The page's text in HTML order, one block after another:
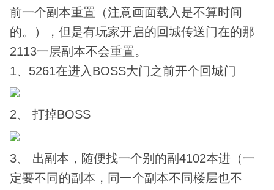
前一个副本重置（注意画面载入是不算时间
的。），但是有玩家开启的回城传送门在的那
2113一层副本不会重置。
1、5261在进入BOSS大门之前开个回城门
2、 打掉BOSS
3、 出副本，随便找一个别的副4102本进（一
定要不同的副本，同一个副本不同楼层也不